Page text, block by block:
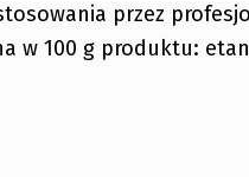
przez
w 100 g produktu: